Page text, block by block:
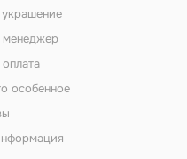
менеджер
особенное